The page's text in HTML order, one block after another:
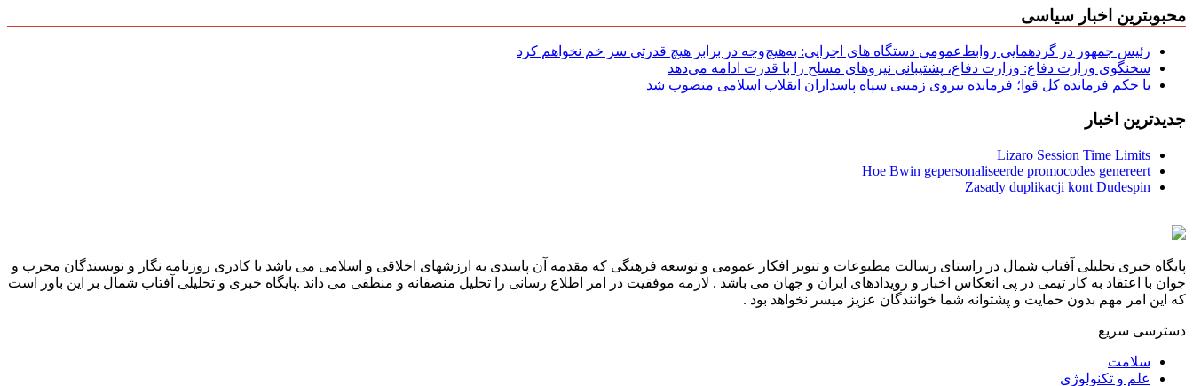
محبوبترین اخبار سیاسی
رئیس جمهور در گردهمایی روابط‌عمومی دستگاه های اجرایی: به‌هیچ‌وجه در برابر هیچ قدرتی سر خم نخواهم کرد
سخنگوی وزارت دفاع: وزارت دفاع، پشتیبانی نیرو‌های مسلح را با قدرت ادامه می‌دهد
با حکم فرمانده کل قوا؛ فرمانده نیروی زمینی سپاه پاسداران انقلاب اسلامی منصوب شد
جدیدترین اخبار
Lizaro Session Time Limits
Hoe Bwin gepersonaliseerde promocodes genereert
Zasady duplikacji kont Dudespin
پایگاه خبری تحلیلی آفتاب شمال در راستای رسالت مطبوعات و تنویر افکار عمومی و توسعه فرهنگی که مقدمه آن پایبندی به ارزشهای اخلاقی و اسلامی می باشد با کادری روزنامه نگار و نویسندگان مجرب و
جوان با اعتقاد به کار تیمی در پی انعکاس اخبار و رویدادهای ایران و جهان می باشد . لازمه موفقیت در امر اطلاع رسانی را تحلیل منصفانه و منطقی می داند .پایگاه خبری و تحلیلی آفتاب شمال بر این باور است
که این امر مهم بدون حمایت و پشتوانه شما خوانندگان عزیز میسر نخواهد بود .
دسترسی سریع
سلامت
علم و تکنولوژی